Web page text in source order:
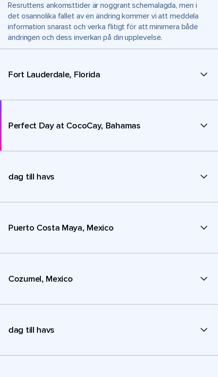
Resruttens ankomsttider är noggrant schemalagda, men i
det osannolika fallet av en ändring kommer vi att meddela
information snarast och verka flitigt för att minimera både
ändringen och dess inverkan på din upplevelse.
Fort Lauderdale, Florida
Perfect Day at CocoCay, Bahamas
dag till havs
Puerto Costa Maya, Mexico
Cozumel, Mexico
dag till havs